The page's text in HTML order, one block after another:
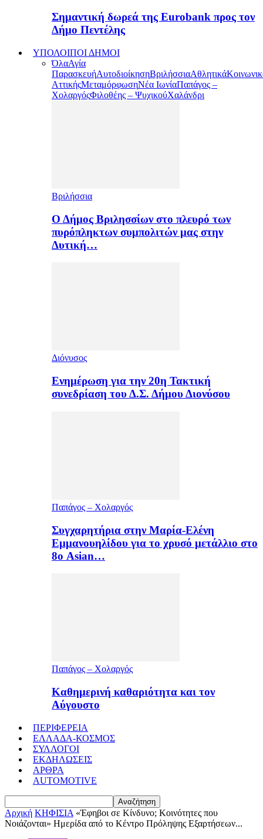
Σημαντική δωρεά της Eurobank προς τον
Δήμο Πεντέλης
ΥΠΟΛΟΙΠΟΙ ΔΗΜΟΙ
ΌλαΑγία
ΠαρασκευήΑυτοδιοίκησηΒριλήσσιαΑθλητικά
ΑττικήςΜεταμόρφωσηΝέα ΙωνίαΠαπάγος –
ΧολαργόςΦιλοθέης – ΨυχικούΧαλάνδρι
Βριλήσσια
Ο Δήμος Βριλησσίων στο πλευρό των
πυρόπληκτων συμπολιτών μας στην
Δυτική…
Διόνυσος
Ενημέρωση για την 20η Τακτική
συνεδρίαση του Δ.Σ. Δήμου Διονύσου
Παπάγος – Χολαργός
Συγχαρητήρια στην Μαρία-Ελένη
Εμμανουηλίδου για το χρυσό μετάλλιο στο
8ο Asian…
Παπάγος – Χολαργός
Καθημερινή καθαριότητα και τον
Αύγουστο
ΠΕΡΙΦΕΡΕΙΑ
ΕΛΛΑΔΑ-ΚΟΣΜΟΣ
ΣΥΛΛΟΓΟΙ
ΕΚΔΗΛΩΣΕΙΣ
ΑΡΘΡΑ
AUTOMOTIVE
Αρχική ΚΗΦΙΣΙΑ «Έφηβοι σε Κίνδυνο; Κοινότητες που
Νοιάζονται» Hμερίδα από το Κέντρο Πρόληψης Εξαρτήσεων...